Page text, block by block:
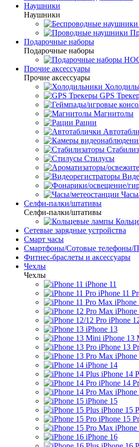
Наушники
Наушники
Подарочные наборы
Подарочные наборы
Прочие аксессуары
Прочие аксессуары
GPS
Магнитолы
Рации
Стилусы
Селфи-палки/штативы
Селфи-палки/штативы
Сетевые зарядные устройства
Смарт часы
Смартфоны/Сотовые телефоны/
Фитнес-браслеты и аксессуары
Чехлы
Чехлы
iPhone 11
iPhone 11
iPhone
iPhone
iPhone 13
iPhone 13
iPhone 13
iPhone 14
iPhone 14
iPhone 14
iPhone 15
iPhone 15
iPhone 15
iPhone 16